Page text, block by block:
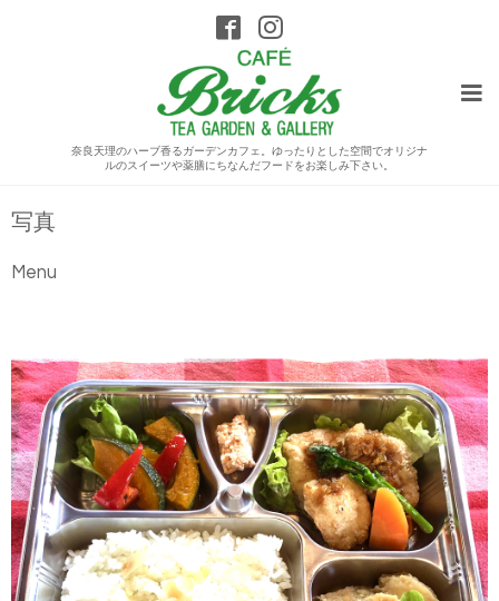
奈良天理のハーブ香るガーデンカフェ。ゆったりとした空間でオリジナ
ルのスイーツや薬膳にちなんだフードをお楽しみ下さい。
写真
Menu